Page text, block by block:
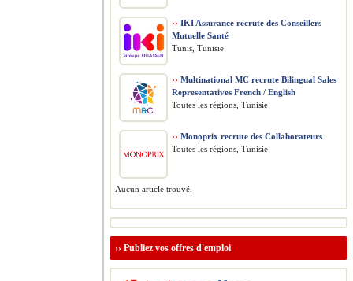
›› IKI Assurance recrute des Conseillers
Mutuelle Santé
Tunis, Tunisie
›› Multinational MC recrute Bilingual Sales
Representatives French / English
Toutes les régions, Tunisie
›› Monoprix recrute des Collaborateurs
Toutes les régions, Tunisie
Aucun article trouvé.
›› Publiez vos offres d'emploi